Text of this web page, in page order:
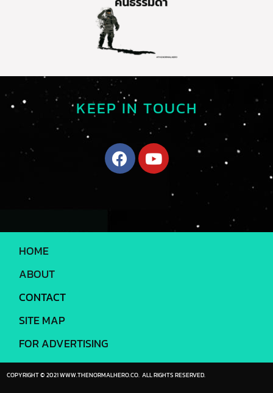
KEEP IN TOUCH
HOME
ABOUT
CONTACT
SITE MAP
FOR ADVERTISING
COPYRIGHT © 2021 WWW.THENORMALHERO.CO. ALL RIGHTS RESERVED.